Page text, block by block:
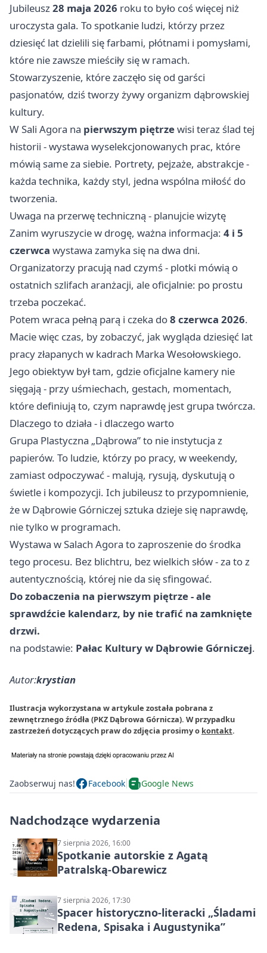
Jubileusz28 maja 2026 roku to było coś więcej niż
uroczysta gala. To spotkanie ludzi, którzy przez
dziesięć lat dzielili się farbami, płótnami i pomysłami,
które nie zawsze mieściły się w ramach.
Stowarzyszenie, które zaczęło się od garści
pasjonatów, dziś tworzy żywy organizm dąbrowskiej
kultury.
W Sali Agora na pierwszym piętrzewisi teraz ślad tej
historii - wystawa wyselekcjonowanych prac, które
mówią same za siebie. Portrety, pejzaże, abstrakcje -
każda technika, każdy styl, jedna wspólna miłość do
tworzenia.
Uwaga na przerwę techniczną - planujcie wizytę
Zanim wyruszycie w drogę, ważna informacja: 4 i 5
czerwca wystawa zamyka się na dwa dni.
Organizatorzy pracują nad czymś - plotki mówią o
ostatnich szlifach aranżacji, ale oficjalnie: po prostu
trzeba poczekać.
Potem wraca pełną parą i czeka do8 czerwca 2026.
Macie więc czas, by zobaczyć, jak wygląda dziesięć lat
pracy złapanych w kadrach Marka Wesołowskiego.
Jego obiektyw był tam, gdzie oficjalne kamery nie
sięgają - przy uśmiechach, gestach, momentach,
które definiują to, czym naprawdę jest grupa twórcza.
Dlaczego to działa - i dlaczego warto
Grupa Plastyczna „Dąbrowa” to nie instytucja z
papierów. To ludzie, którzy po pracy, w weekendy,
zamiast odpoczywać - malują, rysują, dyskutują o
świetle i kompozycji. Ich jubileusz to przypomnienie,
że w Dąbrowie Górniczej sztuka dzieje się naprawdę,
nie tylko w programach.
Wystawa w Salach Agora to zaproszenie do środka
tego procesu. Bez blichtru, bez wielkich słów - za to z
autentycznością, której nie da się sfingować.
Do zobaczenia na pierwszym piętrze - ale
sprawdźcie kalendarz, by nie trafić na zamknięte
drzwi.
na podstawie: Pałac Kultury w Dąbrowie Górniczej.
Autor:krystian
Ilustracja wykorzystana w artykule została pobrana z
zewnętrznego źródła (PKZ Dąbrowa Górnicza). W przypadku
zastrzeżeń dotyczących praw do zdjęcia prosimy o kontakt.
Zaobserwuj nas! Facebook Google News
Nadchodzące wydarzenia
7 sierpnia 2026, 16:00
Spotkanie autorskie z Agatą
Patralską-Obarewicz
7 sierpnia 2026, 17:30
Spacer historyczno-literacki „Śladami
Redena, Spisaka i Augustynika”